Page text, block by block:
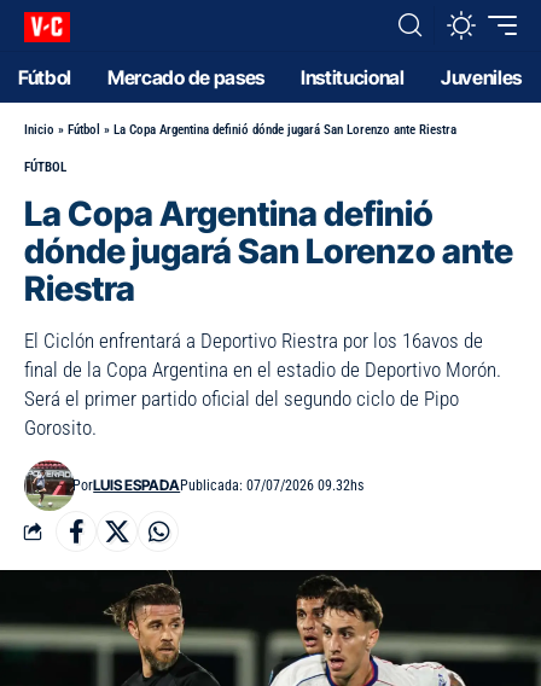
Fútbol Mercado de pases Institucional Juveniles
Inicio » Fútbol » La Copa Argentina definió dónde jugará San Lorenzo ante Riestra
FÚTBOL
La Copa Argentina definió
dónde jugará San Lorenzo ante
Riestra
El Ciclón enfrentará a Deportivo Riestra por los 16avos de
final de la Copa Argentina en el estadio de Deportivo Morón.
Será el primer partido oficial del segundo ciclo de Pipo
Gorosito.
PorLUIS ESPADAPublicada: 07/07/2026 09.32hs